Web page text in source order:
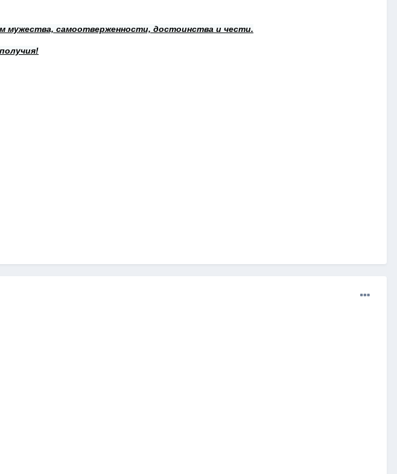
мужества, самоотверженности, достоинства и чести.